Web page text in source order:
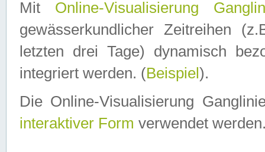
Mit Online-Visualisierung
gewässerkundlicher Zeitreihen
letzten drei Tage) dynamisch
integriert werden. (Beispiel ).
Die Online-Visualisierung
interaktiver Form verwendet